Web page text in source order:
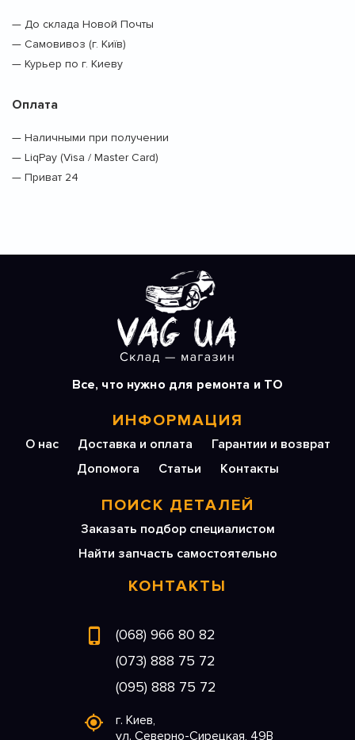
— До склада Новой Почты
— Самовивоз (г. Київ)
— Курьер по г. Киеву
Оплата
— Наличными при получении
— LiqPay (Visa / Master Card)
— Приват 24
Все, что нужно для ремонта и ТО
ИНФОРМАЦИЯ
О нас Доставка и оплата
Гарантии и возврат
Допомога
Статьи Контакты
ПОИСК ДЕТАЛЕЙ
Заказать подбор специалистом
Найти запчасть самостоятельно
КОНТАКТЫ
(068) 966 80 82
(073) 888 75 72
(095) 888 75 72
г. Киев,
ул. Северно-Сирецкая, 49В